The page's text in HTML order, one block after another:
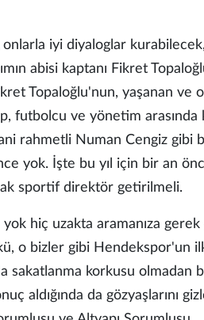
iyi diyaloglar
abisi kaptanı Fikret
Topaloğlu'nun, yaşanan ve
futbolcu ve yönetim arasında
rahmetli Numan Cengiz gibi
yok. İşte bu yıl için bir an
sportif direktör getirilmeli.
hiç uzakta aramanıza gerek
o bizler gibi Hendekspor'un
sakatlanma korkusu olmadan
aldığında da gözyaşlarını